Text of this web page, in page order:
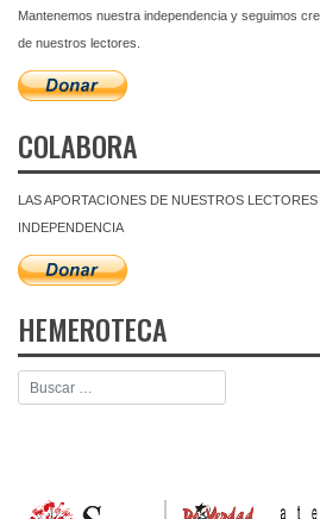
Mantenemos nuestra independencia y seguimos
de nuestros lectores.
COLABORA
LAS APORTACIONES DE NUESTROS
INDEPENDENCIA
HEMEROTECA